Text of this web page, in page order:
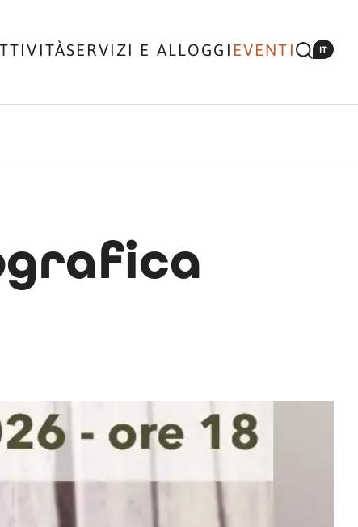
SERVIZI E ALLOGGI EVENTI IT